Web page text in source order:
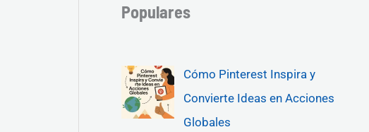
Populares
Cómo Pinterest Inspira y
Convierte Ideas en Acciones
Globales